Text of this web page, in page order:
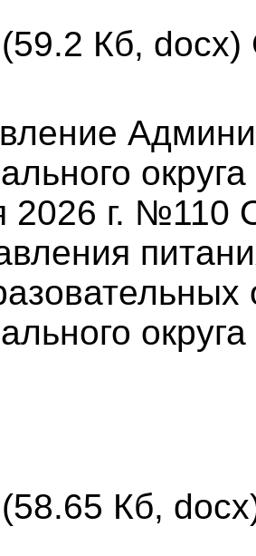
(59.2 Кб, docx)
2026 г. №110
(58.65 Кб,